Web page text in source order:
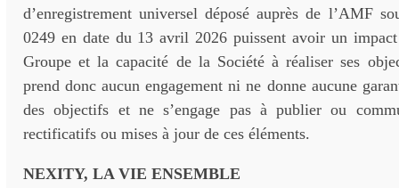
d’enregistrement universel déposé auprès de l’AMF
0249 en date du 13 avril 2026 puissent avoir un
Groupe et la capacité de la Société à réaliser ses
prend donc aucun engagement ni ne donne aucune
des objectifs et ne s’engage pas à publier ou
rectificatifs ou mises à jour de ces éléments.
NEXITY, LA VIE ENSEMBLE